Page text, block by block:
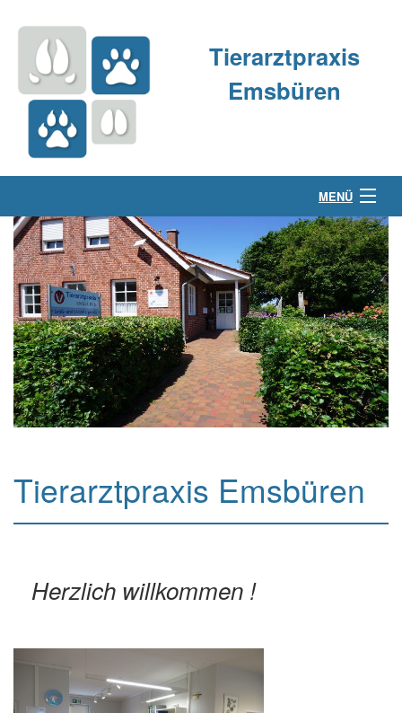
Tierarztpraxis
Emsbüren
MENÜ
Über uns
Kleintierpraxis
Großtierpraxis
Kontakt & Anfahrt
Tierarztpraxis Emsbüren
Herzlich willkommen !